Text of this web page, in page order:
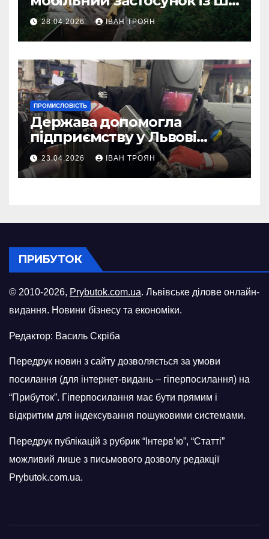
асистентом для бджолярів
28.04.2026 ІВАН ТРОЯН
ПРОМИСЛОВІСТЬ
Держава допомогла
підприємству у Львові
відновити виробничі
потужності після атаки
російського БПЛА
23.04.2026 ІВАН ТРОЯН
ПРИБУТОК
© 2010-2026, Prybutok.com.ua. Львівське ділове онлайн-
видання. Новини бізнесу та економіки.
Редактор: Василь Скріба
Передрук новин з сайту дозволяється за умови
посилання (для інтернет-видань – гіперпосилання) на
“Прибуток”. Гіперпосилання має бути прямим і
відкритим для індексування пошуковими системами.
Передрук публікацій з рубрик “Інтерв’ю”, “Статті”
можливий лише з письмового дозволу редакції
Prybutok.com.ua.